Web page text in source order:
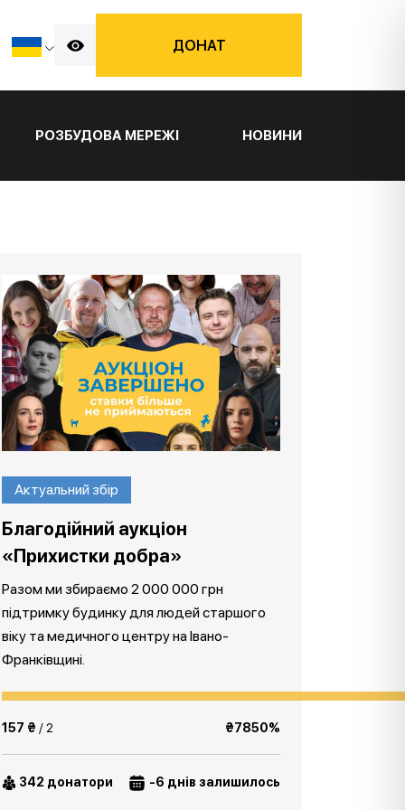
ДОНАТ
РОЗБУДОВА МЕРЕЖІ НОВИНИ
Актуальний збір
Благодійний аукціон
«Прихистки добра»
Разом ми збираємо 2 000 000 грн
підтримку будинку для людей старшого
віку та медичного центру на Івано-
Франківщині.
157 ₴ / 2 ₴7850%
342 донатори -6 днів залишилось